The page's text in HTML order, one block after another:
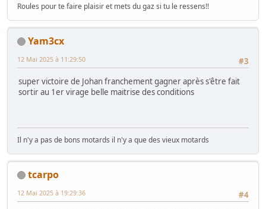
Roules pour te faire plaisir et mets du gaz si tu le ressens!!
Yam3cx
#3
12 Mai 2025 à 11:29:50
super victoire de Johan franchement gagner après s'être fait
sortir au 1er virage belle maitrise des conditions
Il n'y a pas de bons motards il n'y a que des vieux motards
tcarpo
#4
12 Mai 2025 à 19:29:36